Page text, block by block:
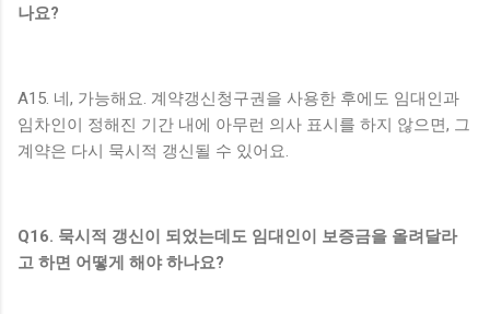
나요?
A15. 네, 가능해요. 계약갱신청구권을 사용한 후에도 임대인과
임차인이 정해진 기간 내에 아무런 의사 표시를 하지 않으면, 그
계약은 다시 묵시적 갱신될 수 있어요.
Q16. 묵시적 갱신이 되었는데도 임대인이 보증금을 올려달라
고 하면 어떻게 해야 하나요?